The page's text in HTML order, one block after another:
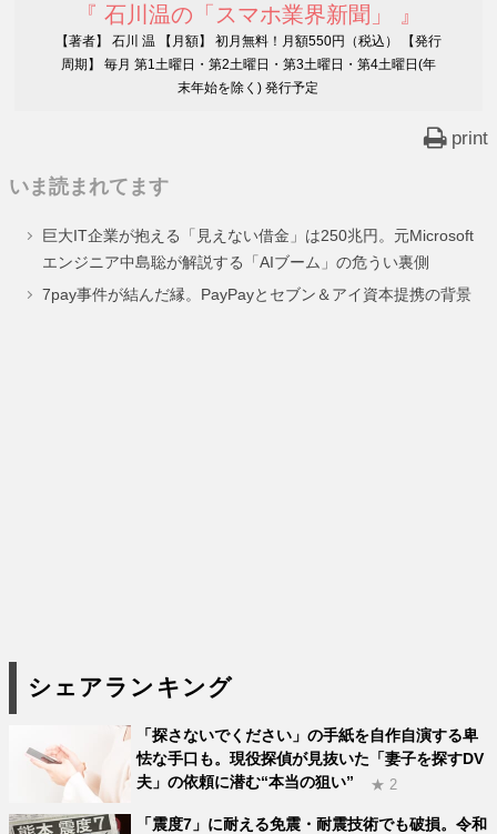
『 石川温の「スマホ業界新聞」 』
【著者】 石川 温 【月額】 初月無料！月額550円（税込） 【発行
周期】 毎月 第1土曜日・第2土曜日・第3土曜日・第4土曜日(年
末年始を除く) 発行予定
print
いま読まれてます
巨大IT企業が抱える「見えない借金」は250兆円。元Microsoft
エンジニア中島聡が解説する「AIブーム」の危うい裏側
7pay事件が結んだ縁。PayPayとセブン＆アイ資本提携の背景
シェアランキング
「探さないでください」の手紙を自作自演する卑
怯な手口も。現役探偵が見抜いた「妻子を探すDV
夫」の依頼に潜む“本当の狙い”
★ 2
「震度7」に耐える免震・耐震技術でも破損。令和